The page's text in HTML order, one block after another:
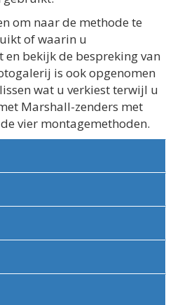
om naar de methode te
of waarin u
en bekijk de bespreking van
is ook opgenomen
wat u verkiest terwijl u
Marshall-zenders met
vier montagemethoden.